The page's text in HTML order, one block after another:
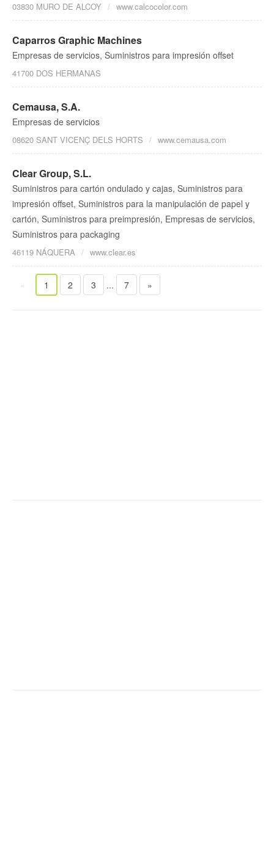
03830 MURO DE ALCOY www.calcocolor.com
Caparros Graphic Machines
Empresas de servicios, Suministros para impresión offset
41700 DOS HERMANAS
Cemausa, S.A.
Empresas de servicios
08620 SANT VICENÇ DELS HORTS www.cemausa.com
Clear Group, S.L.
Suministros para cartón ondulado y cajas, Suministros para
impresión offset, Suministros para la manipulación de papel y
cartón, Suministros para preimpresión, Empresas de servicios,
Suministros para packaging
46119 NÁQUERA www.clear.es
« 1 2 3 ... 7 »